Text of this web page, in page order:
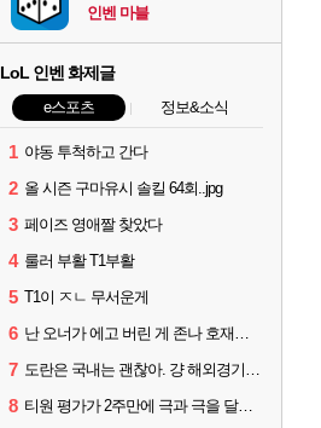
인벤 마블
LoL 인벤 화제글
e스포츠 정보&소식
1 야동 투척하고 간다
2 올 시즌 구마유시 솔킬 64회..jpg
3 페이즈 영애짤 찾았다
4 룰러 부활 T1부활
5 T1이 ㅈㄴ 무서운게
6 난 오너가 에고 버린 게 존나 호재라고 봄
7 도란은 국내는 괜찮아. 걍 해외경기가 개 쓰레기라 그래
8 티원 평가가 2주만에 극과 극을 달리고 있네